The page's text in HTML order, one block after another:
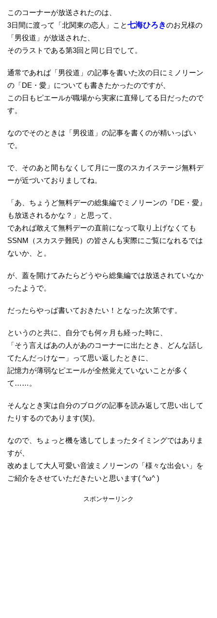
このコーナーが放送されたのは、
3日間に渡って「北関東の恋人」こと七海ひろきのお兄様の
「男役道」が放送された、
そのラストである第3回と同じ日でして。
通常であれば「男役道」の記事を書いた次の日にミノリーン
の「DE・愛」についても書きたかったのですが、
この日もピエールが職場から実家に直帰してる日だったので
す。
なのでそのときは「男役道」の記事を書くのが精いっぱい
で。
で、そのあと間もなくして月に一度のスカイステージ無料デ
ーが近づいておりましてね。
「あ、ちょうど無料デーの総集編でミノリーンの『DE・愛』
も放送されるかな？」と思って、
であれば敢えて無料デーの直前になって取り上げなくても
SSNM（スカステ難民）の皆さんも実際にご覧になれるでは
ないか、と。
が、蓋を開けてみたらどうやら総集編では放送されていなか
ったようで。
だったらやっぱ書いておきたい！となった次第です。
というのと共に、自分でも何ヶ月も経った時に、
「そう言えばあの人があのコーナーに出たとき、どんな話し
てたんだっけなー」って思い返したときに、
記憶力が薄弱なピエールが全然覚えていないことが多く
て……。
そんなとき実は自分のブログの記事を読み返して思い出して
たりするのであります(笑)。
なので、ちょっと機を逃してしまったタイミングではありま
すが、
改めまして大人可愛い音波ミノリーンの「様々な出会い」を
ご紹介をさせていただきたいと思います( ^ω^ )
スポンサーリンク